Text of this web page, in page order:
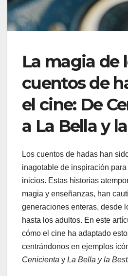
La magia de
cuentos de
el cine: De
a La Bella y
Los cuentos de hadas han
inagotable de inspiración
inicios. Estas historias
magia y enseñanzas, han
generaciones enteras, desde
hasta los adultos. En este
cómo el cine ha adaptado
centrándonos en ejemplos
Cenicienta y La Bella y la